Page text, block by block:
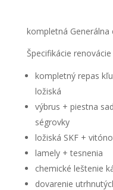
kompletná
Špecifikácie
kompletný repas
ložiská
výbrus + piestna
ségrovky
ložiská SKF +
lamely + tesnenia
chemické leštenie
dovarenie